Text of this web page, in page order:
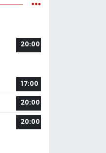
20:00
17:00
20:00
20:00